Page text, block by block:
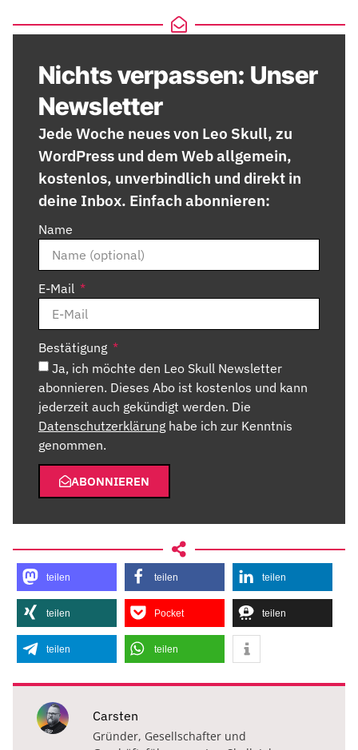
Nichts verpassen: Unser
Newsletter
Jede Woche neues von Leo Skull, zu
WordPress und dem Web allgemein,
kostenlos, unverbindlich und direkt in
deine Inbox. Einfach abonnieren:
Name
E-Mail
Bestätigung
Ja, ich möchte den Leo Skull Newsletter
abonnieren. Dieses Abo ist kostenlos und kann
jederzeit auch gekündigt werden. Die
Datenschutzerklärung habe ich zur Kenntnis
genommen.
ABONNIEREN
teilen teilen teilen
teilen Pocket teilen
teilen teilen
Carsten
Gründer, Gesellschafter und